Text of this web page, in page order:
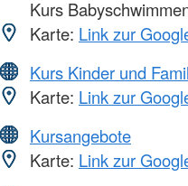
Kurs
Karte: Link zur
Kurs Kinder und
Karte: Link zur
Kursangebote
Karte: Link zur